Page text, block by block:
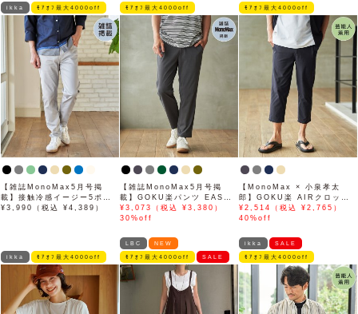
ikka ﾓｱｵﾌ最大4000off
【雑誌MonoMax5月号掲
載】接触冷感イージー5ポケ
ット
¥3,990（税込 ¥4,389）
ﾓｱｵﾌ最大4000off
【雑誌MonoMax5月号掲
載】GOKU楽パンツ EASY
STRETCH 冷感アンクル
【接触冷感】「小泉孝太郎さ
¥3,073（税込 ¥3,380）
30%off
ﾓｱｵﾌ最大4000off
【MonoMax × 小泉孝太
郎】GOKU楽 AIRクロップ
ドパンツ「小泉孝太郎さん着
用モデル」
¥2,514（税込 ¥2,765）
40%off
ikka ﾓｱｵﾌ最大4000off
LBC NEW
ﾓｱｵﾌ最大4000off SALE
ikka SALE
ﾓｱｵﾌ最大4000off